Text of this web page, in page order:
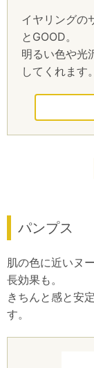
イヤリングの
とGOOD。
明るい色や光
してくれます。
パンプス
肌の色に近いヌ
長効果も。
きちんと感と安
す。